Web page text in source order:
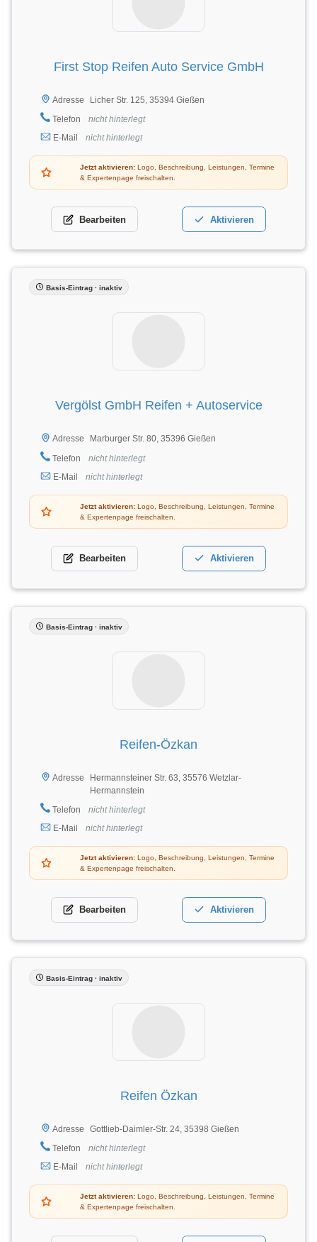
First Stop Reifen Auto Service GmbH
Adresse
Licher Str. 125, 35394 Gießen
Telefon
nicht hinterlegt
E-Mail
nicht hinterlegt
Jetzt aktivieren: Logo, Beschreibung, Leistungen, Termine
& Expertenpage freischalten.
Bearbeiten Aktivieren
Basis-Eintrag · inaktiv
Vergölst GmbH Reifen + Autoservice
Adresse
Marburger Str. 80, 35396 Gießen
Telefon
nicht hinterlegt
E-Mail
nicht hinterlegt
Jetzt aktivieren: Logo, Beschreibung, Leistungen, Termine
& Expertenpage freischalten.
Bearbeiten Aktivieren
Basis-Eintrag · inaktiv
Reifen-Özkan
Adresse
Hermannsteiner Str. 63, 35576 Wetzlar-
Hermannstein
Telefon
nicht hinterlegt
E-Mail
nicht hinterlegt
Jetzt aktivieren: Logo, Beschreibung, Leistungen, Termine
& Expertenpage freischalten.
Bearbeiten Aktivieren
Basis-Eintrag · inaktiv
Reifen Özkan
Adresse
Gottlieb-Daimler-Str. 24, 35398 Gießen
Telefon
nicht hinterlegt
E-Mail
nicht hinterlegt
Jetzt aktivieren: Logo, Beschreibung, Leistungen, Termine
& Expertenpage freischalten.